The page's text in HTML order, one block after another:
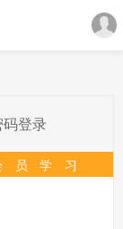
码登录
学习